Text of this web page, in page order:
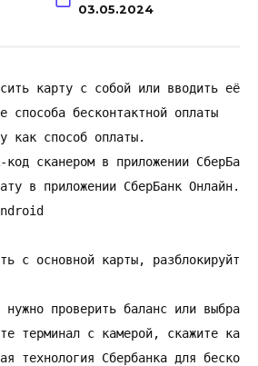
03.05.2024
карту с собой или вводить её
способа бесконтактной оплаты
как способ оплаты.
код сканером в приложении
в приложении СберБанк Онлайн.
с основной карты,
нужно проверить баланс или
терминал с камерой, скажите
технология Сбербанка для